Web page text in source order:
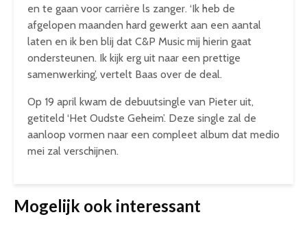
en te gaan voor carrière ls zanger. ‘Ik heb de
afgelopen maanden hard gewerkt aan een aantal
laten en ik ben blij dat C&P Music mij hierin gaat
ondersteunen. Ik kijk erg uit naar een prettige
samenwerking’, vertelt Baas over de deal.
Op 19 april kwam de debuutsingle van Pieter uit,
getiteld ‘Het Oudste Geheim’. Deze single zal de
aanloop vormen naar een compleet album dat medio
mei zal verschijnen.
Mogelijk ook interessant